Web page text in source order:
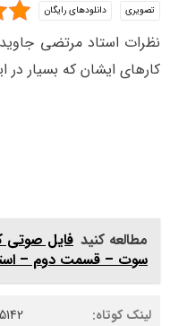
تصویری دانلودهای رایگان
نظرات استاد مرتضی جاوید
کارهای ایشان که بسیار در
مطالعه کنید فایل صوتی
سوت – قسمت دوم –
لینک کوتاه: